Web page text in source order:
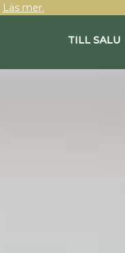
Läs mer.
TILL SALU